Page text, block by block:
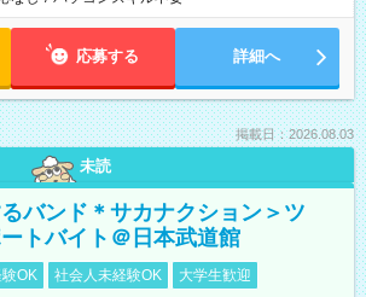
応募する 詳細へ
掲載日：2026.08.03
未読
バンド＊サカナクション＞ツ
トバイト＠日本武道館
OK 社会人未経験OK
大学生歓迎